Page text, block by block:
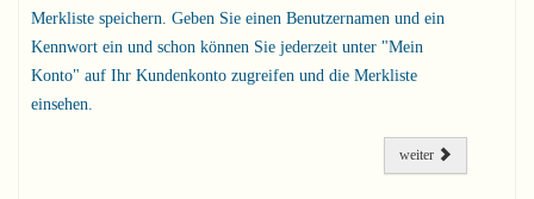
Merkliste speichern. Geben Sie einen Benutzernamen und ein
Kennwort ein und schon können Sie jederzeit unter "Mein
Konto" auf Ihr Kundenkonto zugreifen und die Merkliste
einsehen.
weiter